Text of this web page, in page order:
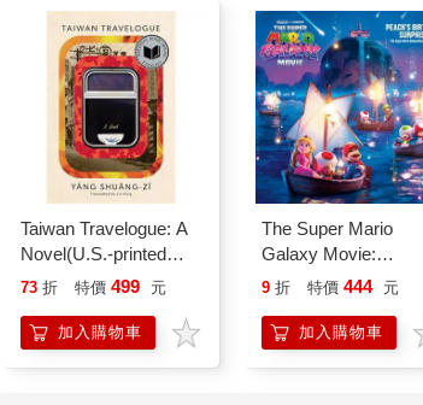
Taiwan Travelogue: A
Novel(U.S.-printed
edition)
73 折 特價 499 元
加入購物車
The Super Mario
Galaxy Movie:
Peach`s Birthday
Mario Galaxy Movie
Storybook
9 折 特價 444 元
加入購物車